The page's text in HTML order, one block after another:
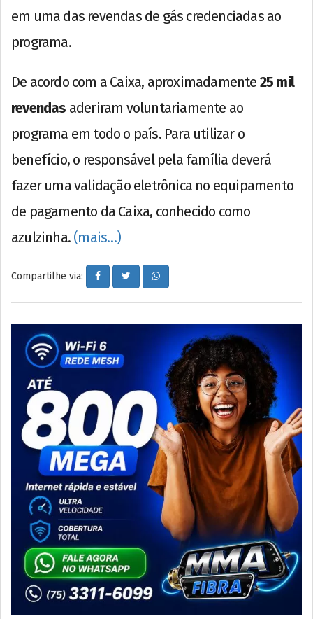
em uma das revendas de gás credenciadas ao
programa.
De acordo com a Caixa, aproximadamente 25 mil
revendas aderiram voluntariamente ao
programa em todo o país. Para utilizar o
benefício, o responsável pela família deverá
fazer uma validação eletrônica no equipamento
de pagamento da Caixa, conhecido como
azulzinha. (mais…)
Compartilhe via: